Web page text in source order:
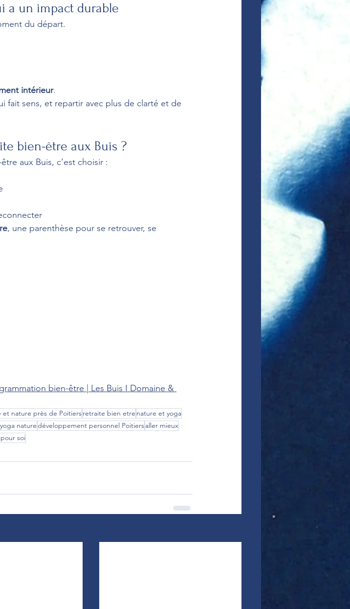
a un impact durable
du départ.
intérieur.
fait sens, et repartir avec plus de clarté et de
bien-être aux Buis ?
aux Buis, c’est choisir :
, une parenthèse pour se retrouver, se
bien-être | Les Buis I Domaine &
et nature près de Poitiersretraite bien etre nature et yoga
naturedéveloppement personnel Poitiersaller mieux
soi